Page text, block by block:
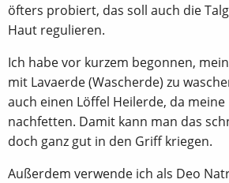
öfters probiert, das soll auch die
Haut regulieren.
Ich habe vor kurzem begonnen,
mit Lavaerde (Wascherde) zu
auch einen Löffel Heilerde, da
nachfetten. Damit kann man das
doch ganz gut in den Griff kriegen.
Außerdem verwende ich als Deo